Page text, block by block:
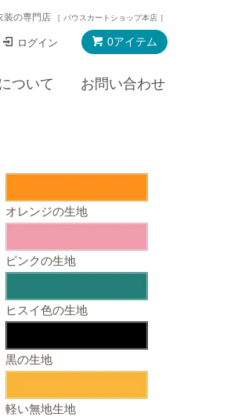
装の専門店 ［ パウスカートショップ本店 ］
0アイテム
ログイン
ついて お問い合わせ
オレンジの生地
ピンクの生地
ヒスイ色の生地
黒の生地
軽い無地生地